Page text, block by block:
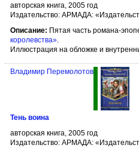
авторская книга, 2005 год
Издательство: АРМАДА:
Описание: Пятая часть романа-
королевства»
Иллюстрация на обложке и
Владимир Перемолотов
Тень воина
авторская книга, 2005 год
Издательство: АРМАДА: